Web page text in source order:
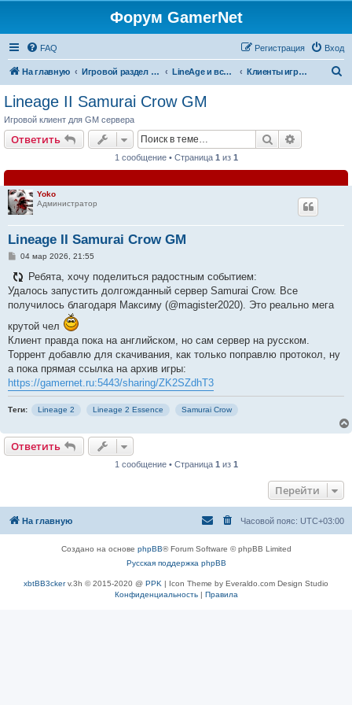
Форум GamerNet
FAQ Вход
Регистрация
На главную Игровой раздел - Готовые игры и игровые разработки LineAge и все что с ней связано Клиенты игры LineAge2
Lineage II Samurai Crow GM
Игровой клиент для GM сервера
Ответить Поиск
1 сообщение • Страница 1 из 1
Yoko
Администратор
Lineage II Samurai Crow GM
С
о
б
щ
е
е
04 мар 2026, 21:55
Ребята, хочу поделиться радостным событием:
Удалось запустить долгожданный сервер Samurai Crow. Все
получилось благодаря Максиму (@magister2020). Это реально мега
крутой чел
Клиент правда пока на английском, но сам сервер на русском.
Торрент добавлю для скачивания, как только поправлю протокол, ну
а пока прямая ссылка на архив игры:
https://gamernet.ru:5443/sharing/ZK2SZdhT3
Теги: Lineage 2 Lineage 2 Essence Samurai Crow
Ответить
1 сообщение • Страница 1 из 1
Перейти
На главную Часовой пояс: UTC+03:00
Создано на основе phpBB® Forum Software © phpBB Limited
Русская поддержка phpBB
xbtBB3ckerv.3h © 2015-2020 @ PPK | Icon Theme by Everaldo.com Design Studio
Конфиденциальность| Правила